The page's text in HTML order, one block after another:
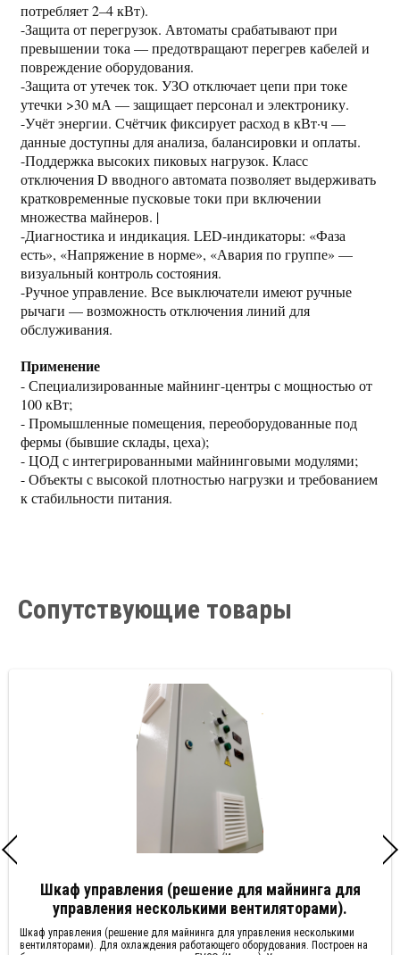
потребляет 2–4 кВт).
-Защита от перегрузок. Автоматы срабатывают при
превышении тока — предотвращают перегрев кабелей и
повреждение оборудования.
-Защита от утечек ток. УЗО отключает цепи при токе
утечки >30 мА — защищает персонал и электронику.
-Учёт энергии. Счётчик фиксирует расход в кВт·ч —
данные доступны для анализа, балансировки и оплаты.
-Поддержка высоких пиковых нагрузок. Класс
отключения D вводного автомата позволяет выдерживать
кратковременные пусковые токи при включении
множества майнеров. |
-Диагностика и индикация. LED-индикаторы: «Фаза
есть», «Напряжение в норме», «Авария по группе» —
визуальный контроль состояния.
-Ручное управление. Все выключатели имеют ручные
рычаги — возможность отключения линий для
обслуживания.
Применение
- Специализированные майнинг-центры с мощностью от
100 кВт;
- Промышленные помещения, переоборудованные под
фермы (бывшие склады, цеха);
- ЦОД с интегрированными майнинговыми модулями;
- Объекты с высокой плотностью нагрузки и требованием
к стабильности питания.
Сопутствующие товары
Шкаф управления (решение для майнинга для
управления несколькими вентиляторами).
Шкаф управления (решение для майнинга для управления несколькими
вентиляторами). Для охлаждения работающего оборудования. Построен на